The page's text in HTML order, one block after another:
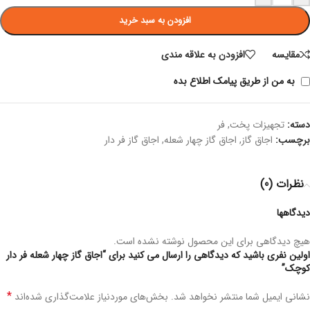
افزودن به سبد خرید
مقايسه
افزودن به علاقه مندی
به من از طریق پیامک اطلاع بده
دسته: تجهیزات پخت,فر
برچسب: اجاق گاز, اجاق گاز چهار شعله, اجاق گاز فر دار
نظرات (0)
دیدگاهها
هیچ دیدگاهی برای این محصول نوشته نشده است.
اولین نفری باشید که دیدگاهی را ارسال می کنید برای “اجاق گاز چهار شعله فر دار
کوچک”
نشانی ایمیل شما منتشر نخواهد شد. بخش‌های موردنیاز علامت‌گذاری شده‌اند *